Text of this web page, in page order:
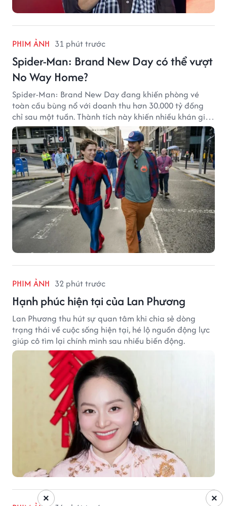
PHIM ẢNH 31 phút trước
Spider-Man: Brand New Day có thể vượt
No Way Home?
Spider-Man: Brand New Day đang khiến phòng vé
toàn cầu bùng nổ với doanh thu hơn 30.000 tỷ đồng
chỉ sau một tuần. Thành tích này khiến nhiều khán giả
đặt câu hỏi liệu bộ phim mới của Tom Holland có thể
phá kỷ lục mà No Way Home từng thiết lập hay không.
PHIM ẢNH 32 phút trước
Hạnh phúc hiện tại của Lan Phương
Lan Phương thu hút sự quan tâm khi chia sẻ dòng
trạng thái về cuộc sống hiện tại, hé lộ nguồn động lực
giúp cô tìm lại chính mình sau nhiều biến động.
×
×